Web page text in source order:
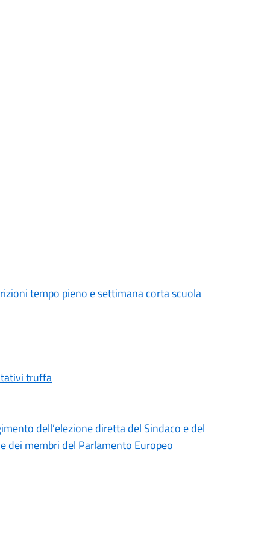
tempo pieno e settimana corta scuola
truffa
dell’elezione diretta del Sindaco e del
dei membri del Parlamento Europeo